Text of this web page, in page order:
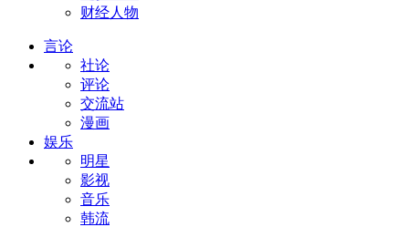
财经人物
言论
社论
评论
交流站
漫画
娱乐
明星
影视
音乐
韩流